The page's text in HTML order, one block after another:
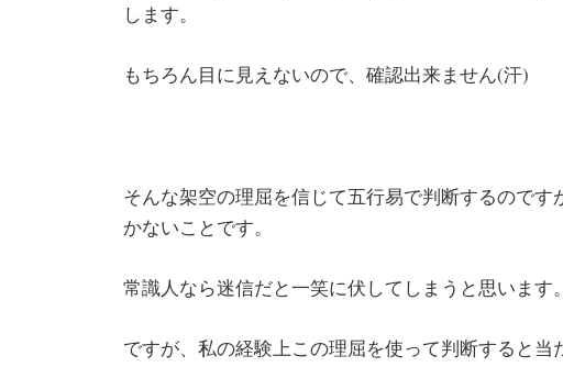
します。
もちろん目に見えないので、確認出来ません(汗)
そんな架空の理屈を信じて五行易で判断するので
かないことです。
常識人なら迷信だと一笑に伏してしまうと思います。
ですが、私の経験上この理屈を使って判断すると当